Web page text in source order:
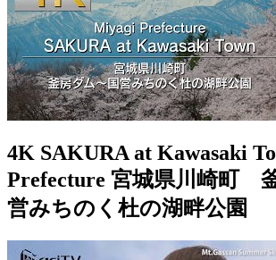
4K SAKURA at Kawasaki
Prefecture 宮城県川崎町
営みちのく杜の湖畔公園